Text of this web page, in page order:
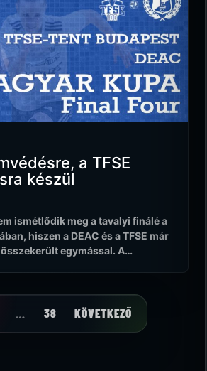
a TFSE
készül
ismétlődik meg a tavalyi finálé a
hiszen a DEAC és a TFSE már
egymással. A…
… 38 KÖVETKEZŐ